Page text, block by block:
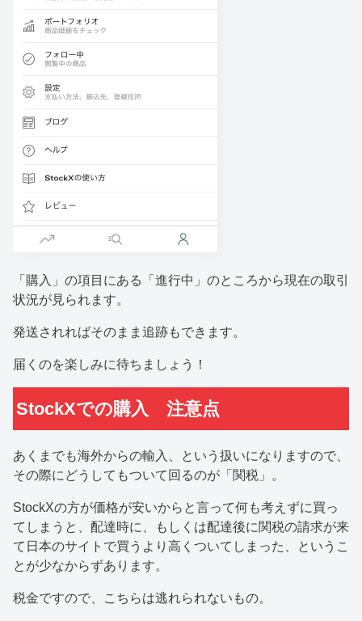
「購入」の項目にある「進行中」のところから現在の取引
状況が見られます。
発送されればそのまま追跡もできます。
届くのを楽しみに待ちましょう！
StockXでの購入 注意点
あくまでも海外からの輸入、という扱いになりますので、
その際にどうしてもついて回るのが「関税」。
StockXの方が価格が安いからと言って何も考えずに買っ
てしまうと、配達時に、もしくは配達後に関税の請求が来
て日本のサイトで買うより高くついてしまった、というこ
とが少なからずあります。
税金ですので、こちらは逃れられないもの。